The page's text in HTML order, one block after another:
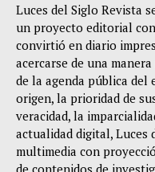
Luces del Siglo Revista
un proyecto editorial con
convirtió en diario
acercarse de una
de la agenda pública del
origen, la prioridad de
veracidad, la
actualidad digital, Luces
multimedia con
de contenidos de